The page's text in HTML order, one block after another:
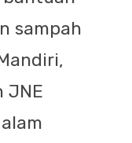
sampah
JNE